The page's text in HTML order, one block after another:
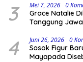
3 Mei 7, 2026 0
Grace Natalie
Tanggung
4 Juni 26, 2026 0
Sosok Figur
Mayapada